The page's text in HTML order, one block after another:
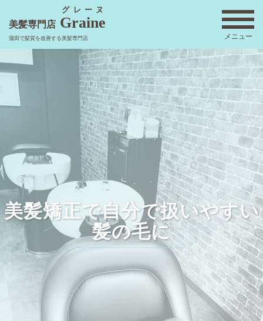
テ
ツ
ス
美髪専門店 Graine
グレーヌ
蒲田で髪質を改善する美髪専門店 メニュー
美髪矯正で自分で扱いやすい
髪の毛に